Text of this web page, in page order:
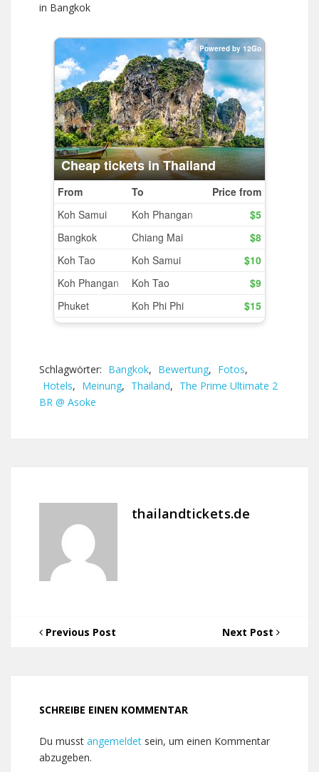
in Bangkok
Schlagwörter: Bangkok, Bewertung, Fotos,
Hotels, Meinung, Thailand, The Prime Ultimate 2
BR @ Asoke
thailandtickets.de
Previous Post Next Post
SCHREIBE EINEN KOMMENTAR
Du musst angemeldet sein, um einen Kommentar
abzugeben.